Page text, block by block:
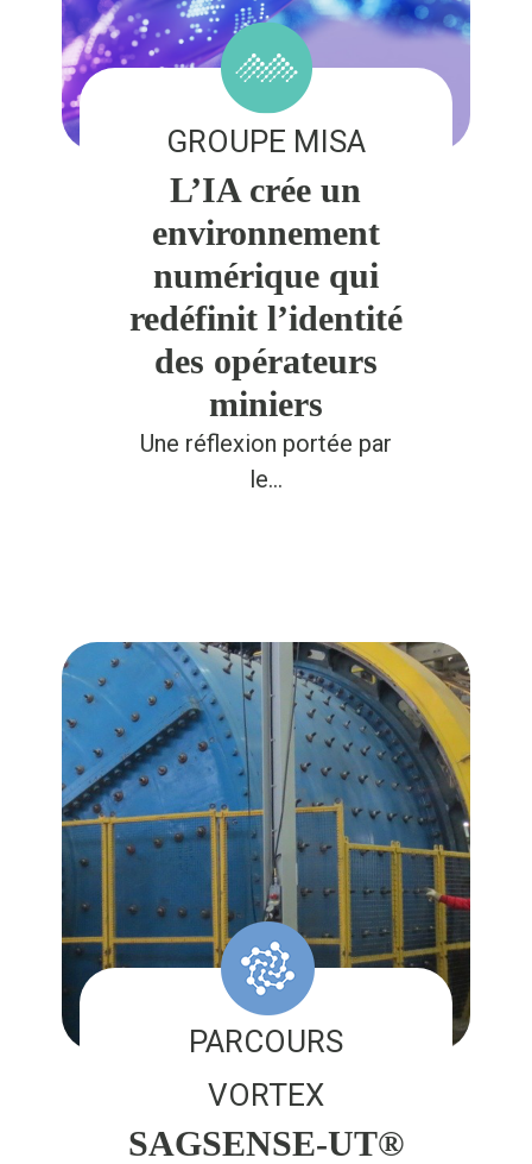
GROUPE MISA
L’IA crée un
environnement
numérique qui
redéfinit l’identité
des opérateurs
miniers
Une réflexion portée par
le…
PARCOURS
VORTEX
SAGSENSE-UT®